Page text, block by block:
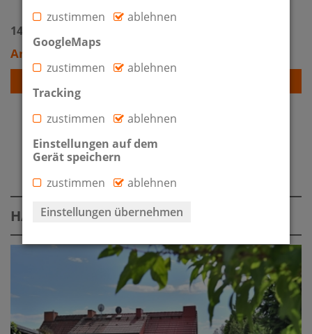
14947 Nuthe-Urstromtal / Jänickendorf
Angebotspreis: 575.000 €
IMMOBILIENÜBERSICHT
HAUS ZUM KAUF
zustimmen
ablehnen
GoogleMaps
zustimmen
ablehnen
Tracking
zustimmen
ablehnen
Einstellungen auf dem
Gerät speichern
zustimmen
ablehnen
Einstellungen übernehmen